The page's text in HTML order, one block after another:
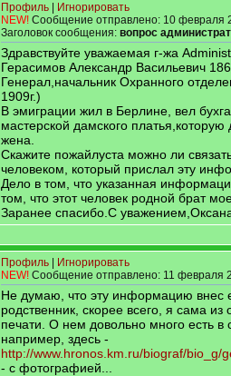
Профиль
Игнорировать
NEW! Сообщение отправлено: 10 февраля
Заголовок сообщения: вопрос
Здравствуйте уважаемая г-жа
Герасимов Александр Васильевич
Генерал,начальник Охранного
1909г.)
В эмиграции жил в Берлине, вел
мастерской дамского платья,которую
жена.
Скажите пожайлуста можно ли
человеком, который прислал эту
Дело в том, что указанная
том, что этот человек родной брат
Заранее спасибо.С
Профиль
Игнорировать
NEW! Сообщение отправлено: 11 февраля
Не думаю, что эту информацию внес
родственник, скорее всего, я сама из
печати. О нем довольно много есть в
например, здесь -
http://www.hronos.km.ru/biograf/bio_g/
- с фотографией...